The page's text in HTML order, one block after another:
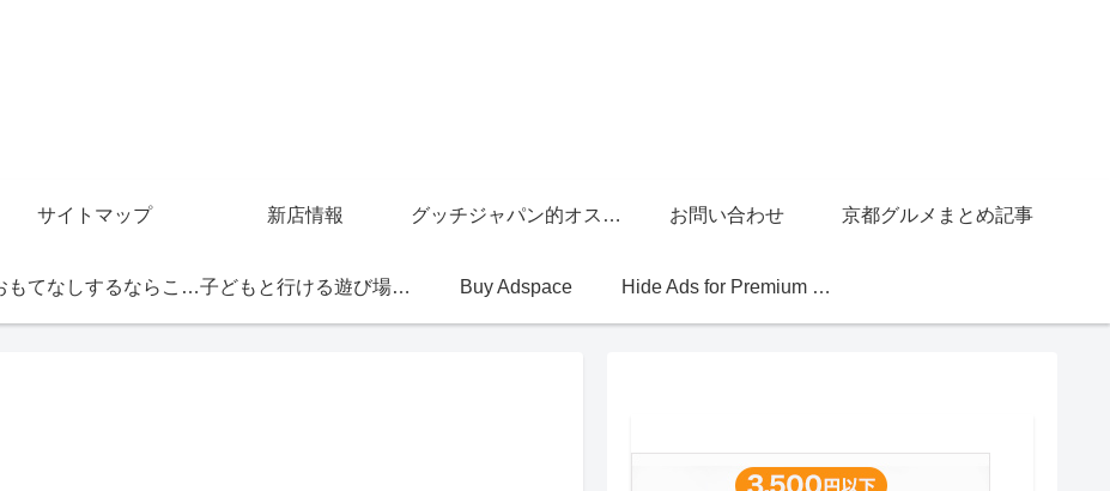
サイトマップ 新店情報 グッチジャパン的オススメ店 お問い合わせ 京都グルメまとめ記事
おもてなしするならこの店 子どもと行ける遊び場・お店 Buy Adspace Hide Ads for Premium Members